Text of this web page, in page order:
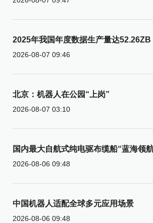
2025年我国年度数据生产量达52.26ZB
2026-08-07 09:46
北京：机器人在公园“上岗”
2026-08-07 03:10
国内最大自航式纯电驱布缆船“蓝海领
2026-08-06 09:48
中国机器人适配全球多元应用场景
2026-08-06 09:48